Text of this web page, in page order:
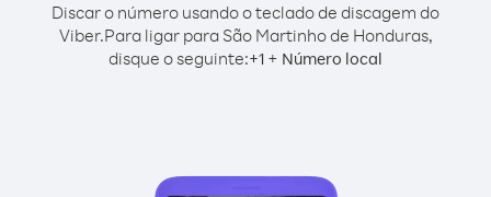
Discar o número usando o teclado de discagem do
Viber.Para ligar para São Martinho de Honduras,
disque o seguinte:+1 + Número local